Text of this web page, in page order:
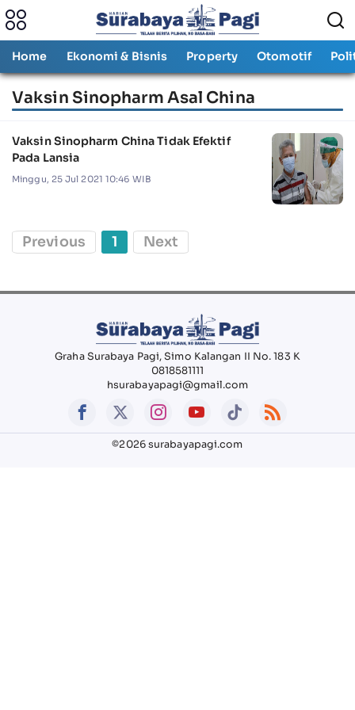
Home Ekonomi & Bisnis Property Otomotif
Vaksin Sinopharm Asal China
Vaksin Sinopharm China Tidak Efektif
Pada Lansia
Minggu, 25 Jul 2021 10:46 WIB
Previous 1 Next
Graha Surabaya Pagi, Simo Kalangan II No. 183 K
0818581111
hsurabayapagi@gmail.com
©2026 surabayapagi.com